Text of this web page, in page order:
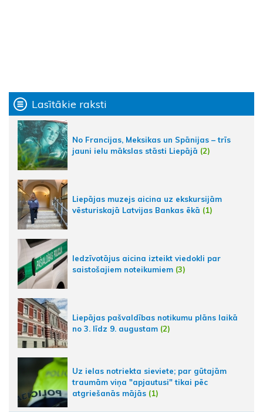
Lasītākie raksti
No Francijas, Meksikas un Spānijas – trīs
jauni ielu mākslas stāsti Liepājā (2)
Liepājas muzejs aicina uz ekskursijām
vēsturiskajā Latvijas Bankas ēkā (1)
Iedzīvotājus aicina izteikt viedokli par
saistošajiem noteikumiem (3)
Liepājas pašvaldības notikumu plāns laikā
no 3. līdz 9. augustam (2)
Uz ielas notriekta sieviete; par gūtajām
traumām viņa "apjautusi" tikai pēc
atgriešanās mājās (1)